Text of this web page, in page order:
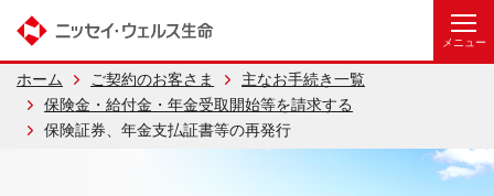
ホーム ご契約のお客さま
主なお手続き一覧
保険金・給付金・年金受取開始等を請求する
保険証券、年金支払証書等の再発行